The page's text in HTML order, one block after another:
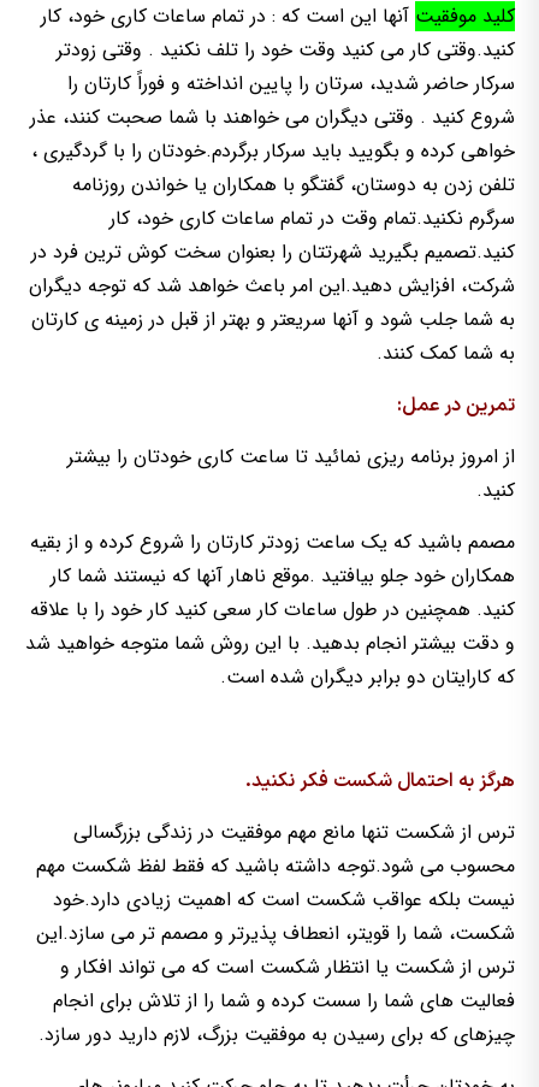
کلید موفقیت آنها این است که : در تمام ساعات کاری خود، کار
کنید.وقتی کار می کنید وقت خود را تلف نکنید . وقتی زودتر
سرکار حاضر شدید، سرتان را پایین انداخته و فوراً کارتان را
شروع کنید . وقتی دیگران می خواهند با شما صحبت کنند، عذر
خواهی کرده و بگویید باید سرکار برگردم.خودتان را با گردگیری ،
تلفن زدن به دوستان، گفتگو با همکاران یا خواندن روزنامه
سرگرم نکنید.تمام وقت در تمام ساعات کاری خود، کار
کنید.تصمیم بگیرید شهرتتان را بعنوان سخت کوش ترین فرد در
شرکت، افزایش دهید.این امر باعث خواهد شد که توجه دیگران
به شما جلب شود و آنها سریعتر و بهتر از قبل در زمینه ی کارتان
به شما کمک کنند.
تمرین در عمل:
از امروز برنامه ریزی نمائید تا ساعت کاری خودتان را بیشتر
کنید.
مصمم باشید که یک ساعت زودتر کارتان را شروع کرده و از بقیه
همکاران خود جلو بیافتید .موقع ناهار آنها که نیستند شما کار
کنید. همچنین در طول ساعات کار سعی کنید کار خود را با علاقه
و دقت بیشتر انجام بدهید. با این روش شما متوجه خواهید شد
که کارایتان دو برابر دیگران شده است.
هرگز به احتمال شکست فکر نکنید.
ترس از شکست تنها مانع مهم موفقیت در زندگی بزرگسالی
محسوب می شود.توجه داشته باشید که فقط لفظ شکست مهم
نیست بلکه عواقب شکست است که اهمیت زیادی دارد.خود
شکست، شما را قویتر، انعطاف پذیرتر و مصمم تر می سازد.این
ترس از شکست یا انتظار شکست است که می تواند افکار و
فعالیت های شما را سست کرده و شما را از تلاش برای انجام
چیزهای که برای رسیدن به موفقیت بزرگ، لازم دارید دور سازد.